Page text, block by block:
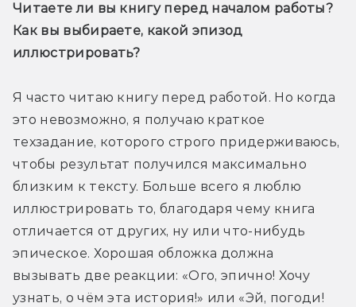
Читаете ли вы книгу перед началом работы?
Как вы выбираете, какой эпизод
иллюстрировать?
Я часто читаю книгу перед работой. Но когда
это невозможно, я получаю краткое
техзадание, которого строго придерживаюсь,
чтобы результат получился максимально
близким к тексту. Больше всего я люблю
иллюстрировать то, благодаря чему книга
отличается от других, ну или что-нибудь
эпическое. Хорошая обложка должна
вызывать две реакции: «Ого, эпично! Хочу
узнать, о чём эта история!» или «Эй, погоди!